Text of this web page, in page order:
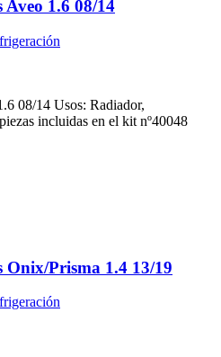
1.6 08/14
08/14 Usos: Radiador,
incluidas en el kit nº40048
Prisma 1.4 13/19